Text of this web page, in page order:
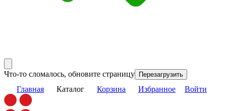
Что-то сломалось, обновите страницу Перезагрузить
Главная Каталог Корзина Избранное Войти